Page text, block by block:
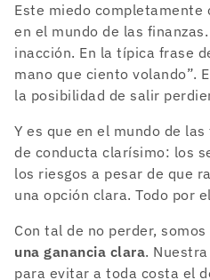
Este miedo completamente
en el mundo de las
inacción. En la típica frase
mano que ciento volando”.
la posibilidad de salir
Y es que en el mundo de
de conducta clarísimo: los
los riesgos a pesar de que
una opción clara. Todo por
Con tal de no perder, somos
una ganancia clara.
para evitar a toda costa el